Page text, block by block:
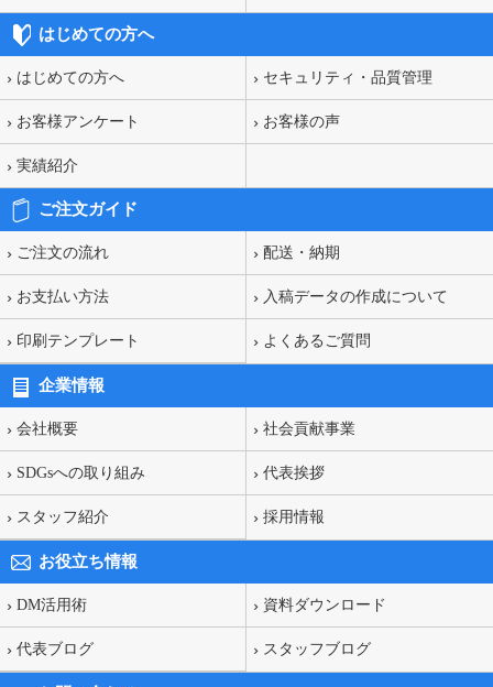
はじめての方へ
はじめての方へ セキュリティ・品質管理
お客様アンケート お客様の声
実績紹介
ご注文ガイド
ご注文の流れ 配送・納期
お支払い方法 入稿データの作成について
印刷テンプレート よくあるご質問
企業情報
会社概要 社会貢献事業
SDGsへの取り組み 代表挨拶
スタッフ紹介 採用情報
お役立ち情報
DM活用術 資料ダウンロード
代表ブログ スタッフブログ